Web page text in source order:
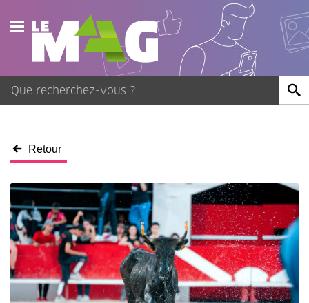
Actualités
Agenda
Contact
Retour